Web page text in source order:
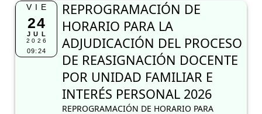
VIE
24
JUL
2026
09:24
REPROGRAMACIÓN DE
HORARIO PARA LA
ADJUDICACIÓN DEL PROCESO
DE REASIGNACIÓN DOCENTE
POR UNIDAD FAMILIAR E
INTERÉS PERSONAL 2026
REPROGRAMACIÓN DE HORARIO PARA